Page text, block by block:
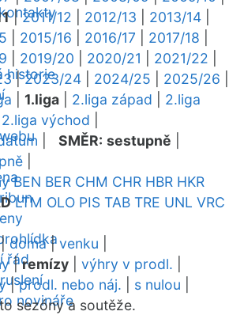
historie
řád
novináře
|2011/12 2012/13 2013/14
2015/16 2016/17 2017/18
2019/20 2020/21 2021/22
|2023/24 2024/25 2025/26
1.liga 2.liga západ
2.liga
2.liga východ
SMĚR: sestupně
BEN BER CHM CHR HBR HKR
LTM OLO PIS TAB TRE UNL VRC
doma|venku
|remízy výhry v prodl.
|prodl. nebo náj. s nulou
sezóny a soutěže.